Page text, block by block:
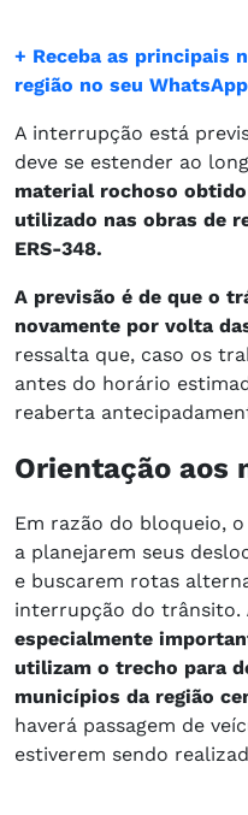
+ Receba as principais
região no seu WhatsApp
A interrupção está
deve se estender ao
material rochoso
utilizado nas obras de
ERS-348.
A previsão é de que o
novamente por volta
ressalta que, caso os
antes do horário
reaberta
Orientação aos
Em razão do bloqueio,
a planejarem seus
e buscarem rotas
interrupção do trânsito.
especialmente
utilizam o trecho para
municípios da região
haverá passagem de
estiverem sendo